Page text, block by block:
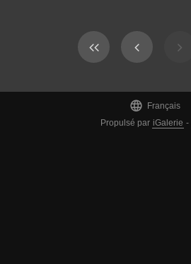

Français
Propulsé par iGalerie -